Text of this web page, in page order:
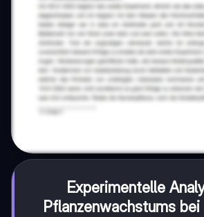
Experimentelle
Pflanzenwachstums